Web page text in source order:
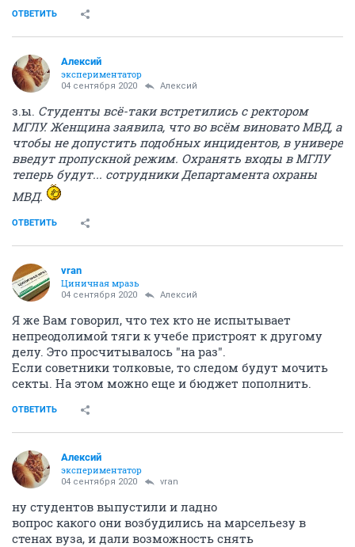
ОТВЕТИТЬ
Алексий
экспериментатор
04 сентября 2020 Алексий
з.ы. Студенты всё-таки встретились с ректором
МГЛУ. Женщина заявила, что во всём виновато МВД, а
чтобы не допустить подобных инцидентов, в универе
введут пропускной режим. Охранять входы в МГЛУ
теперь будут... сотрудники Департамента охраны
МВД.
ОТВЕТИТЬ
vran
Циничная мразь
04 сентября 2020 Алексий
Я же Вам говорил, что тех кто не испытывает
непреодолимой тяги к учебе пристроят к другому
делу. Это просчитывалось "на раз".
Если советники толковые, то следом будут мочить
секты. На этом можно еще и бюджет пополнить.
ОТВЕТИТЬ
Алексий
экспериментатор
04 сентября 2020 vran
ну студентов выпустили и ладно
вопрос какого они возбудились на марсельезу в
стенах вуза, и дали возможность снять